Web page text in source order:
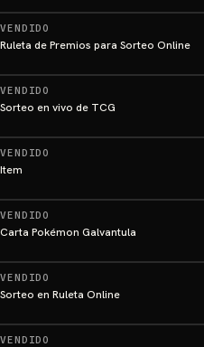
VENDIDO
Ruleta de Premios para Sorteo Online
VENDIDO
Sorteo en vivo de TCG
VENDIDO
Item
VENDIDO
Carta Pokémon Galvantula
VENDIDO
Sorteo en Ruleta Online
VENDIDO